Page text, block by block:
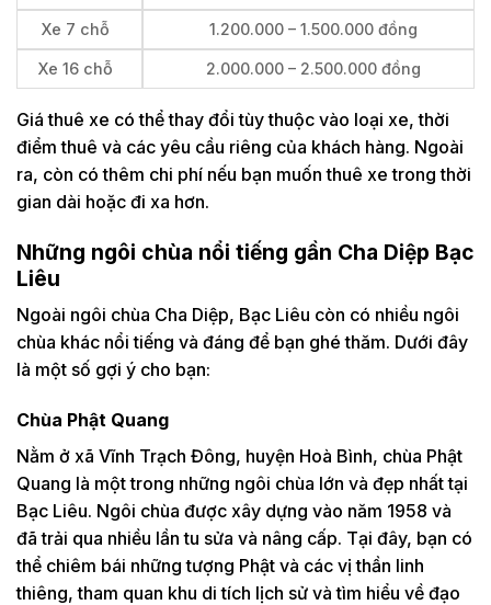
Xe 7 chỗ 1.200.000 – 1.500.000 đồng
Xe 16 chỗ 2.000.000 – 2.500.000 đồng
Giá thuê xe có thể thay đổi tùy thuộc vào loại xe, thời
điểm thuê và các yêu cầu riêng của khách hàng. Ngoài
ra, còn có thêm chi phí nếu bạn muốn thuê xe trong thời
gian dài hoặc đi xa hơn.
Những ngôi chùa nổi tiếng gần Cha Diệp Bạc
Liêu
Ngoài ngôi chùa Cha Diệp, Bạc Liêu còn có nhiều ngôi
chùa khác nổi tiếng và đáng để bạn ghé thăm. Dưới đây
là một số gợi ý cho bạn:
Chùa Phật Quang
Nằm ở xã Vĩnh Trạch Đông, huyện Hoà Bình, chùa Phật
Quang là một trong những ngôi chùa lớn và đẹp nhất tại
Bạc Liêu. Ngôi chùa được xây dựng vào năm 1958 và
đã trải qua nhiều lần tu sửa và nâng cấp. Tại đây, bạn có
thể chiêm bái những tượng Phật và các vị thần linh
thiêng, tham quan khu di tích lịch sử và tìm hiểu về đạo